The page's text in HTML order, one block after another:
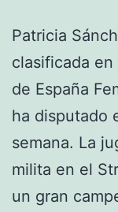
Patricia
clasificada
de España
ha disputado
semana. La
milita en el
un gran